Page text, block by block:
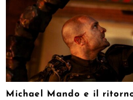
Michael Mando e il